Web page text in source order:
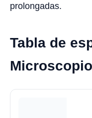
prolongadas.
Tabla de